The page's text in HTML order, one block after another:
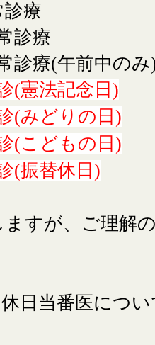
療
診療
療(午前中のみ
憲法記念日)
みどりの日)
こどもの日)
振替休日)
すが、ご理解
日当番医につい